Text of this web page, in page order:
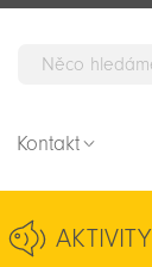
Kontakt
AKTIVITY